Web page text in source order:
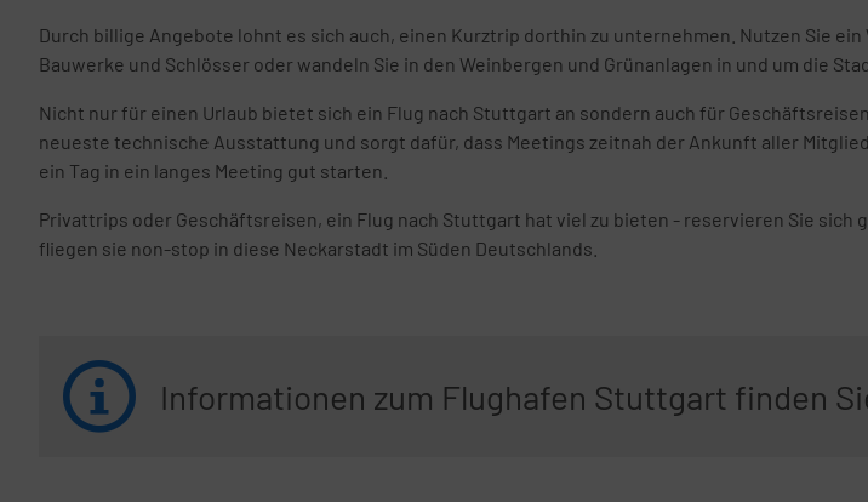
Durch billige Angebote lohnt es sich auch, einen Kurztrip dorthin zu unternehmen. Nutzen Sie
Bauwerke und Schlösser oder wandeln Sie in den Weinbergen und Grünanlagen in und um die
Nicht nur für einen Urlaub bietet sich ein Flug nach Stuttgart an sondern auch für
neueste technische Ausstattung und sorgt dafür, dass Meetings zeitnah der Ankunft aller
ein Tag in ein langes Meeting gut starten.
Privattrips oder Geschäftsreisen, ein Flug nach Stuttgart hat viel zu bieten - reservieren Sie sich
fliegen sie non-stop in diese Neckarstadt im Süden Deutschlands.
Informationen zum Flughafen Stuttgart finden